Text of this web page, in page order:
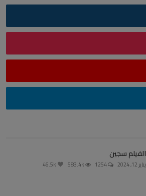
الفيلم سجين
يناير 12, 2024